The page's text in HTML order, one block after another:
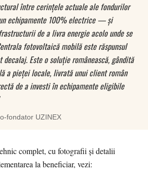
între cerințele actuale ale fondurilor
echipamente 100% electrice — și
de a livra energie acolo unde se
fotovoltaică mobilă este răspunsul
Este o soluție românească, gândită
a pieței locale, livrată unui client român
de a investi în echipamente eligibile
fondator UZINEX
complet, cu fotografii și detalii
la beneficiar, vezi: